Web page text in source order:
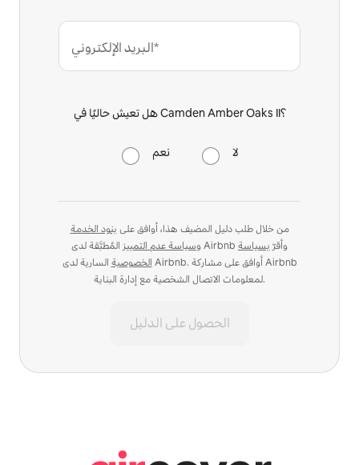
البريد الإلكتروني*
هل تعيش حاليًا في Camden Amber Oaks II؟
نعم لا
من خلال طلب دليل المضيف هذا، أوافق على بنود الخدمة
وسياسة عدم التمييز المُطبَّقة لدى Airbnb وأقرّ بسياسة
الخصوصية السارية لدى Airbnb. أوافق على مشاركة Airbnb
لمعلومات الاتصال الشخصية مع إدارة البناية.
الحصول على الدليل